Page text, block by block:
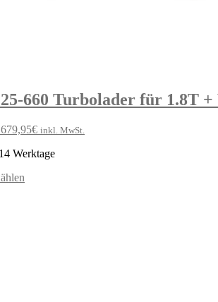
660 Turbolader für 1.8T
€ inkl. MwSt.
Werktage